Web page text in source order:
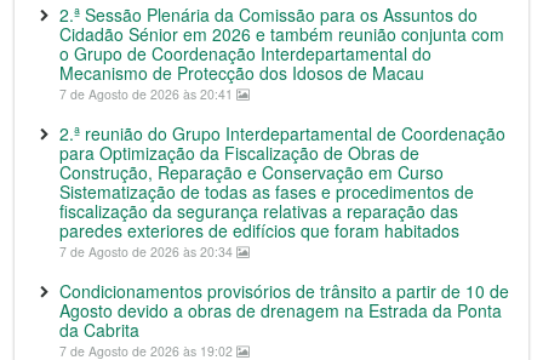
2.ª Sessão Plenária da Comissão para os Assuntos do
Cidadão Sénior em 2026 e também reunião conjunta com
o Grupo de Coordenação Interdepartamental do
Mecanismo de Protecção dos Idosos de Macau
7 de Agosto de 2026 às 20:41
2.ª reunião do Grupo Interdepartamental de Coordenação
para Optimização da Fiscalização de Obras de
Construção, Reparação e Conservação em Curso
Sistematização de todas as fases e procedimentos de
fiscalização da segurança relativas a reparação das
paredes exteriores de edifícios que foram habitados
7 de Agosto de 2026 às 20:34
Condicionamentos provisórios de trânsito a partir de 10 de
Agosto devido a obras de drenagem na Estrada da Ponta
da Cabrita
7 de Agosto de 2026 às 19:02